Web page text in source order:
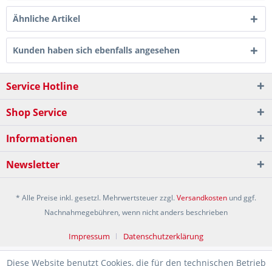
Ähnliche Artikel
Kunden haben sich ebenfalls angesehen
Service Hotline
Shop Service
Informationen
Newsletter
* Alle Preise inkl. gesetzl. Mehrwertsteuer zzgl.Versandkosten und ggf.
Nachnahmegebühren, wenn nicht anders beschrieben
Impressum Datenschutzerklärung
Diese Website benutzt Cookies, die für den technischen Betrieb